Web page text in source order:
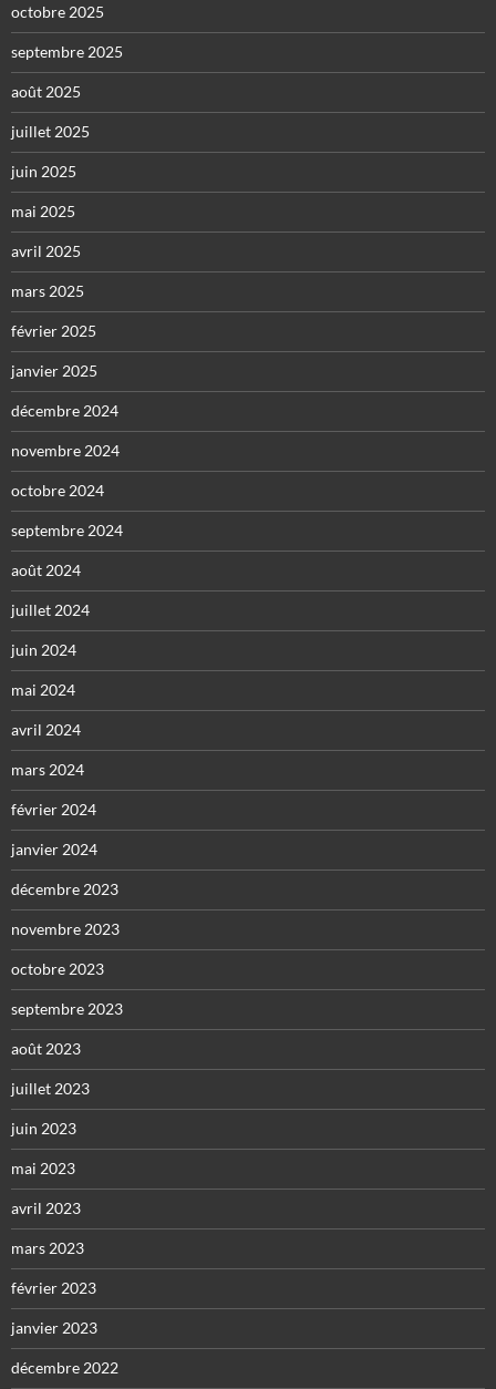
octobre 2025
septembre 2025
août 2025
juillet 2025
juin 2025
mai 2025
avril 2025
mars 2025
février 2025
janvier 2025
décembre 2024
novembre 2024
octobre 2024
septembre 2024
août 2024
juillet 2024
juin 2024
mai 2024
avril 2024
mars 2024
février 2024
janvier 2024
décembre 2023
novembre 2023
octobre 2023
septembre 2023
août 2023
juillet 2023
juin 2023
mai 2023
avril 2023
mars 2023
février 2023
janvier 2023
décembre 2022